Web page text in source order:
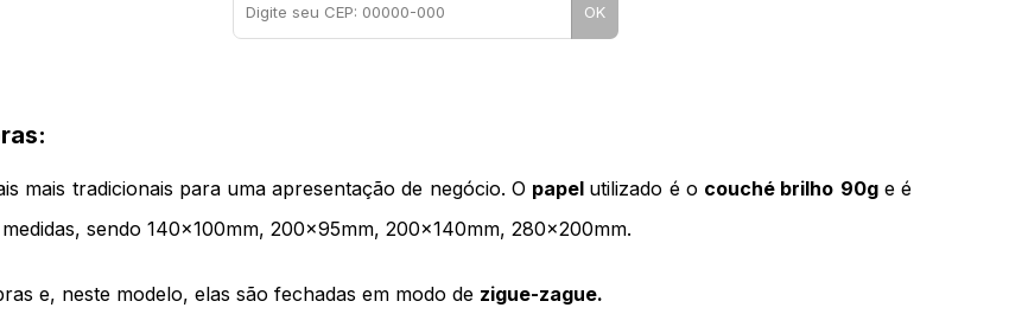
OK
mais tradicionais para uma apresentação de negócio. O papel utilizado é o couché brilho 90g
sendo 140x100mm, 200x95mm, 200x140mm, 280x200mm.
e, neste modelo, elas são fechadas em modo de zigue-zague.